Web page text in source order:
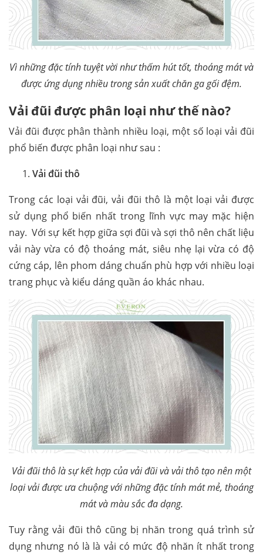
Vì những đặc tính tuyệt vời như thấm hút tốt, thoáng mát và
được ứng dụng nhiều trong sản xuất chăn ga gối đệm.
Vải đũi được phân loại như thế nào?
Vải đũi được phân thành nhiều loại, một số loại vải đũi
phổ biến được phân loại như sau :
Vải đũi thô
Trong các loại vải đũi, vải đũi thô là một loại vải được
sử dụng phổ biến nhất trong lĩnh vực may mặc hiện
nay. Với sự kết hợp giữa sợi đũi và sợi thô nên chất liệu
vải này vừa có độ thoáng mát, siêu nhẹ lại vừa có độ
cứng cáp, lên phom dáng chuẩn phù hợp với nhiều loại
trang phục và kiểu dáng quần áo khác nhau.
Vải đũi thô là sự kết hợp của vải đũi và vải thô tạo nên một
loại vải được ưa chuộng với những đặc tính mát mẻ, thoáng
mát và màu sắc đa dạng.
Tuy rằng vải đũi thô cũng bị nhăn trong quá trình sử
dụng nhưng nó là là vải có mức độ nhăn ít nhất trong